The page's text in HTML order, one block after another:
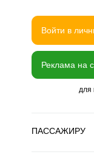
Войти в
Реклама на
для
ПАССАЖИРУ